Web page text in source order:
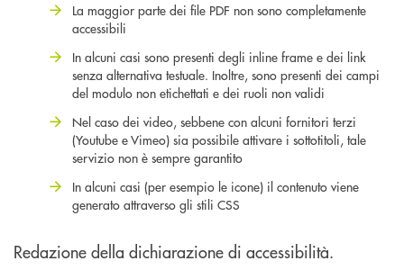
La maggior parte dei file PDF non sono completamente
accessibili
In alcuni casi sono presenti degli inline frame e dei link
senza alternativa testuale. Inoltre, sono presenti dei campi
del modulo non etichettati e dei ruoli non validi
Nel caso dei video, sebbene con alcuni fornitori terzi
(Youtube e Vimeo) sia possibile attivare i sottotitoli, tale
servizio non è sempre garantito
In alcuni casi (per esempio le icone) il contenuto viene
generato attraverso gli stili CSS
Redazione della dichiarazione di accessibilità.